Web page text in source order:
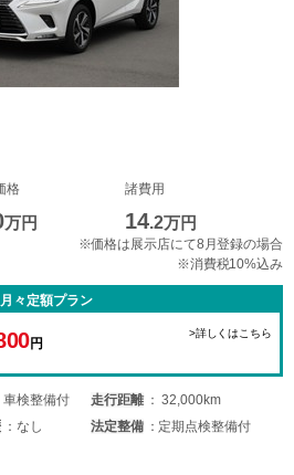
格
万円
諸費用
14.2万円
※価格は展示店にて8月登録の場合
※消費税10%込み
月々定額プラン
円
>詳しくはこちら
車検整備付 走行距離
32,000km
なし 法定整備
定期点検整備付